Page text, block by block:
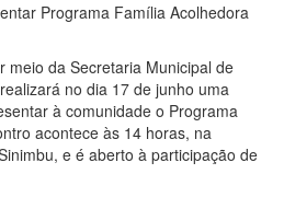
Programa Família Acolhedora
meio da Secretaria Municipal de
no dia 17 de junho uma
à comunidade o Programa
acontece às 14 horas, na
e é aberto à participação de